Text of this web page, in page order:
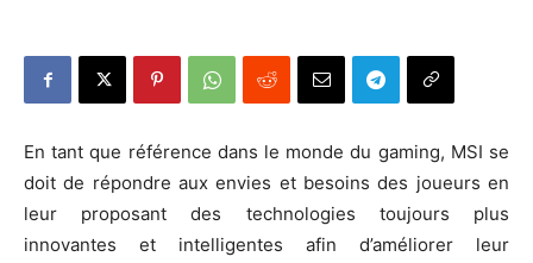
En tant que référence dans le monde du gaming, MSI se
doit de répondre aux envies et besoins des joueurs en
leur proposant des technologies toujours plus
innovantes et intelligentes afin d’améliorer leur